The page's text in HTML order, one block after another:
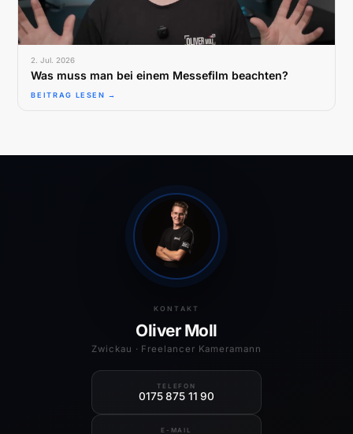
2. Jul. 2026
Was muss man bei einem Messefilm beachten?
BEITRAG LESEN →
KONTAKT
Oliver Moll
Zwickau · Freelancer Kameramann
TELEFON
0175 875 11 90
E-MAIL